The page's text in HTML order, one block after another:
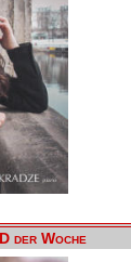
der Woche